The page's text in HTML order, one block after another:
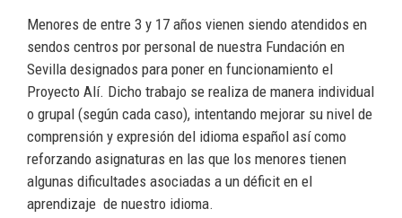
Menores de entre 3 y 17 años vienen siendo atendidos en
sendos centros por personal de nuestra Fundación en
Sevilla designados para poner en funcionamiento el
Proyecto Alí. Dicho trabajo se realiza de manera individual
o grupal (según cada caso), intentando mejorar su nivel de
comprensión y expresión del idioma español así como
reforzando asignaturas en las que los menores tienen
algunas dificultades asociadas a un déficit en el
aprendizaje de nuestro idioma.